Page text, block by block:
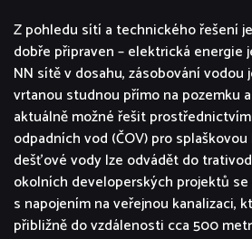
Z pohledu sítí a technického řešení
dobře připraven – elektrická energie
NN sítě v dosahu, zásobování vodou
vrtanou studnou přímo na pozemku
aktuálně možné řešit
odpadních vod (ČOV) pro
dešťové vody lze odvádět do
okolních developerských projektů
s napojením na veřejnou kanalizaci,
přibližně do vzdálenosti cca 500